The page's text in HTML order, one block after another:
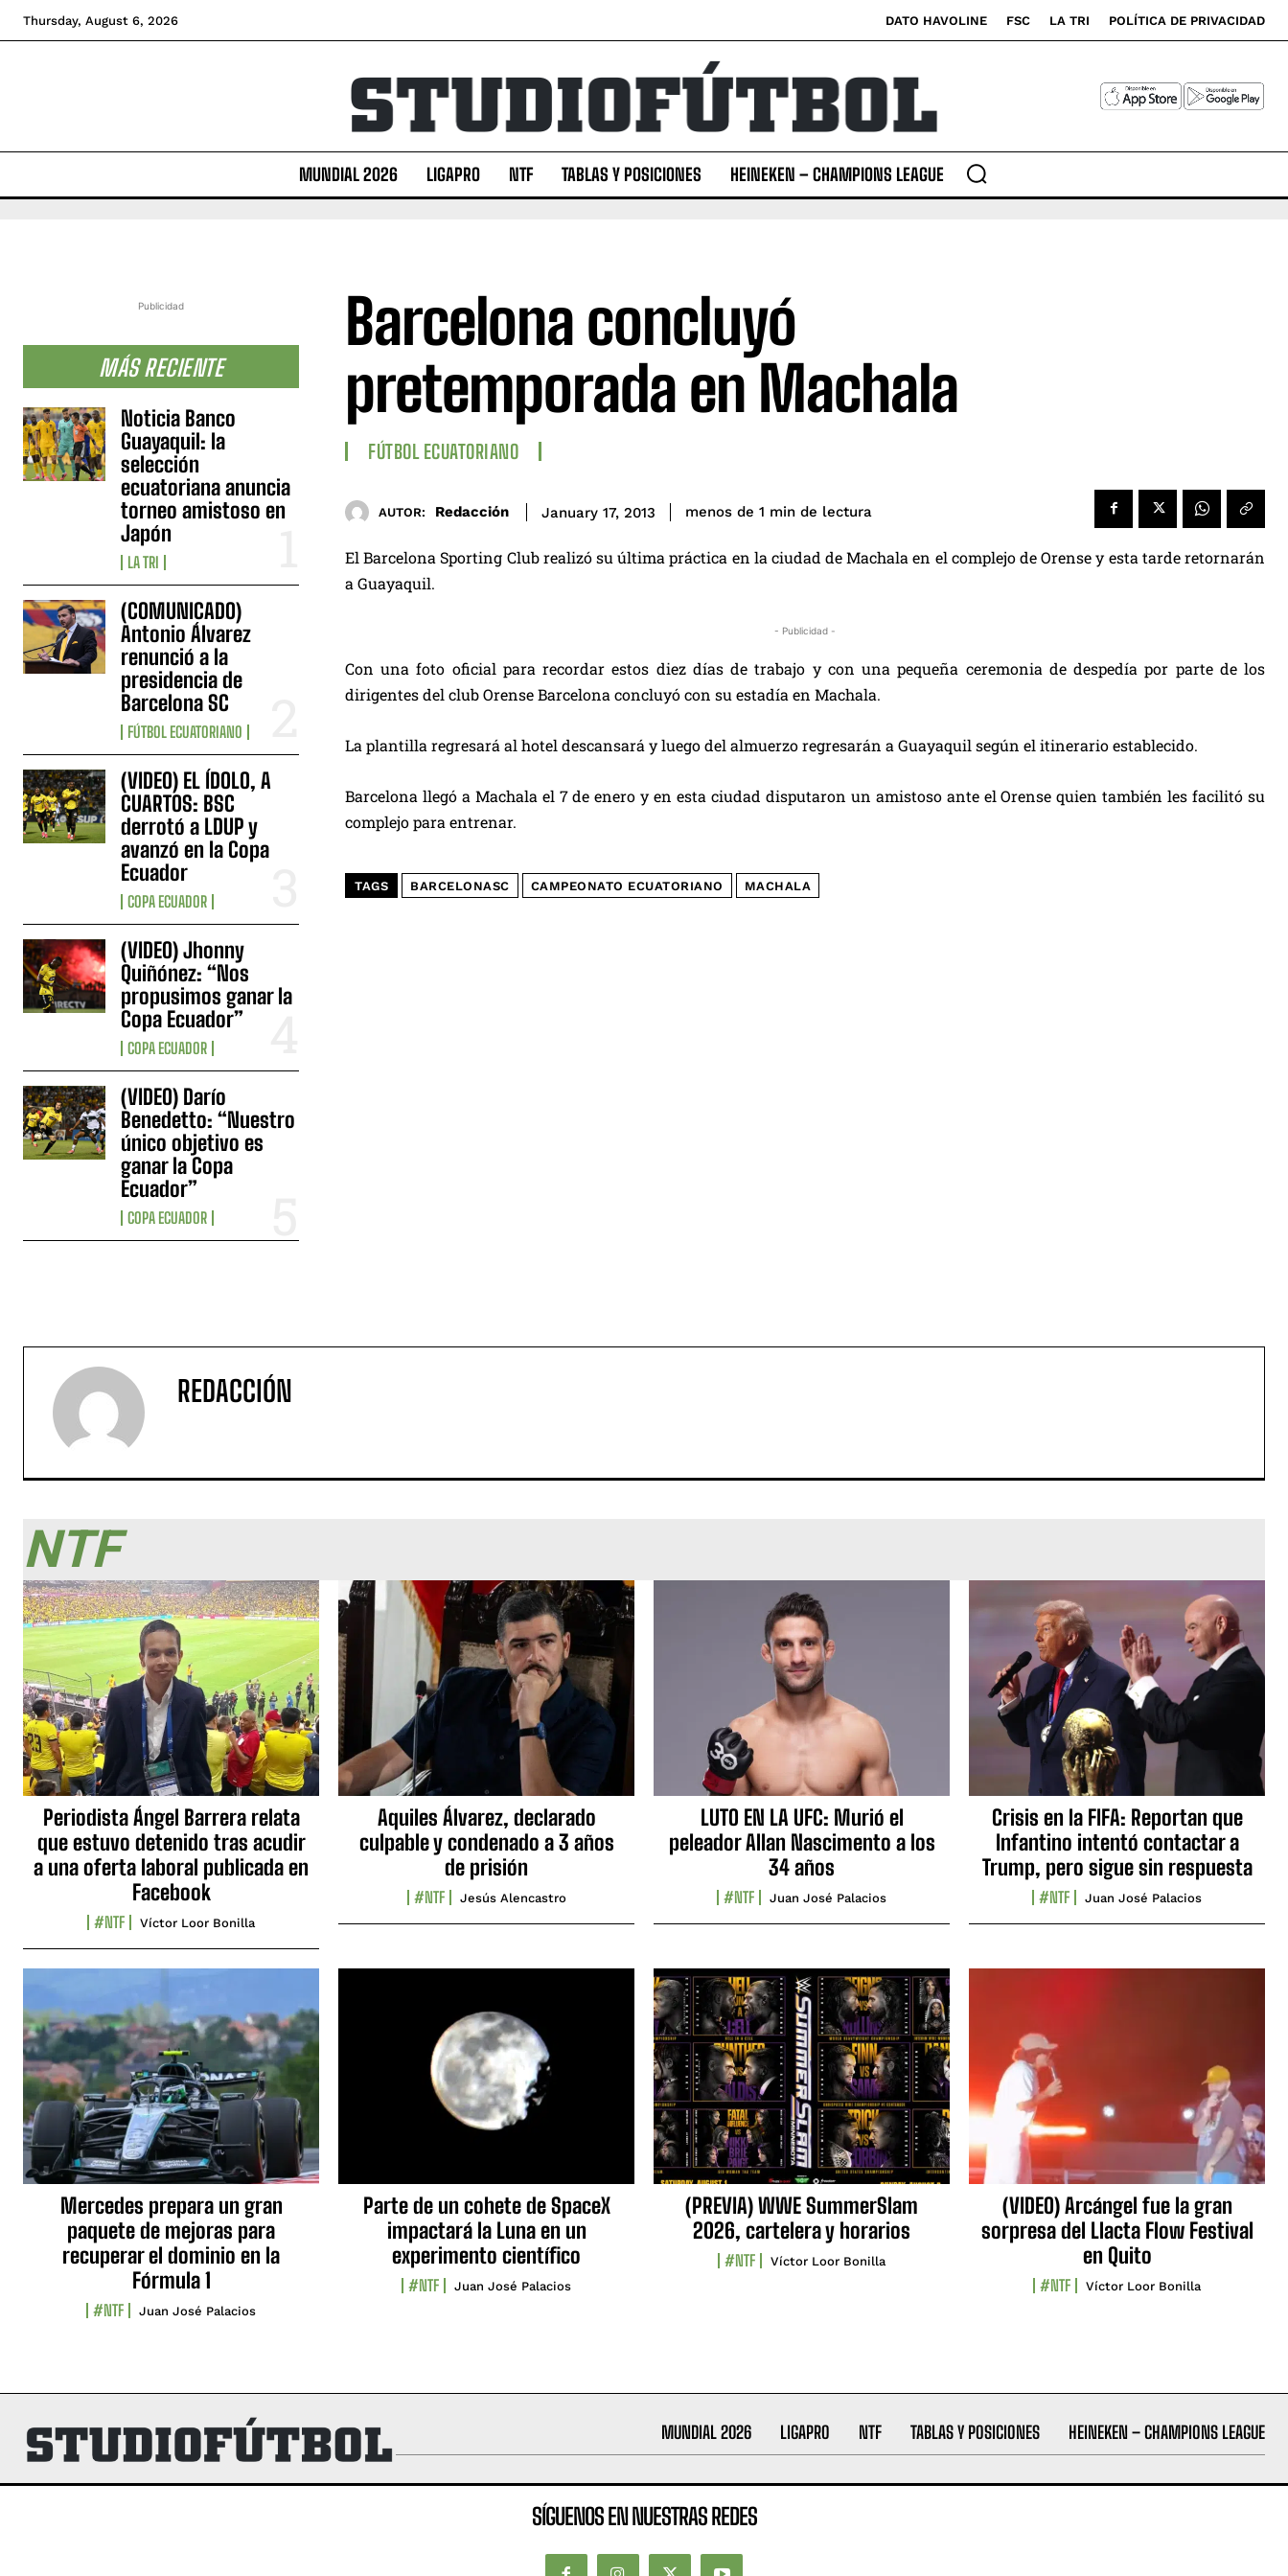
Thursday, August 6, 2026 DATO HAVOLINE FSC LA TRI POLÍTICA DE PRIVACIDAD
MUNDIAL 2026 LIGAPRO NTF TABLAS Y POSICIONES HEINEKEN – CHAMPIONS LEAGUE
Publicidad
MÁS RECIENTE
Noticia Banco
Guayaquil: la
selección
ecuatoriana anuncia
torneo amistoso en
Japón
LA TRI
(COMUNICADO)
Antonio Álvarez
renunció a la
presidencia de
Barcelona SC
FÚTBOL ECUATORIANO
(VIDEO) EL ÍDOLO, A
CUARTOS: BSC
derrotó a LDUP y
avanzó en la Copa
Ecuador
COPA ECUADOR
(VIDEO) Jhonny
Quiñónez: “Nos
propusimos ganar la
Copa Ecuador”
COPA ECUADOR
(VIDEO) Darío
Benedetto: “Nuestro
único objetivo es
ganar la Copa
Ecuador”
COPA ECUADOR
Barcelona concluyó
pretemporada en Machala
FÚTBOL ECUATORIANO
AUTOR: Redacción January 17, 2013 menos de 1 min de lectura
El Barcelona Sporting Club realizó su última práctica en la ciudad de Machala en el complejo de Orense y esta tarde retornarán
a Guayaquil.
- Publicidad -
Con una foto oficial para recordar estos diez días de trabajo y con una pequeña ceremonia de despedía por parte de los
dirigentes del club Orense Barcelona concluyó con su estadía en Machala.
La plantilla regresará al hotel descansará y luego del almuerzo regresarán a Guayaquil según el itinerario establecido.
Barcelona llegó a Machala el 7 de enero y en esta ciudad disputaron un amistoso ante el Orense quien también les facilitó su
complejo para entrenar.
TAGS BARCELONASC CAMPEONATO ECUATORIANO MACHALA
REDACCIÓN
NTF
Periodista Ángel Barrera relata
que estuvo detenido tras acudir
a una oferta laboral publicada en
Facebook
#NTF Víctor Loor Bonilla
Aquiles Álvarez, declarado
culpable y condenado a 3 años
de prisión
#NTF Jesús Alencastro
LUTO EN LA UFC: Murió el
peleador Allan Nascimento a los
34 años
#NTF Juan José Palacios
Crisis en la FIFA: Reportan que
Infantino intentó contactar a
Trump, pero sigue sin respuesta
#NTF Juan José Palacios
Mercedes prepara un gran
paquete de mejoras para
recuperar el dominio en la
Fórmula 1
#NTF Juan José Palacios
Parte de un cohete de SpaceX
impactará la Luna en un
experimento científico
#NTF Juan José Palacios
(PREVIA) WWE SummerSlam
2026, cartelera y horarios
#NTF Víctor Loor Bonilla
(VIDEO) Arcángel fue la gran
sorpresa del Llacta Flow Festival
en Quito
#NTF Víctor Loor Bonilla
MUNDIAL 2026 LIGAPRO NTF TABLAS Y POSICIONES HEINEKEN – CHAMPIONS LEAGUE
SÍGUENOS EN NUESTRAS REDES